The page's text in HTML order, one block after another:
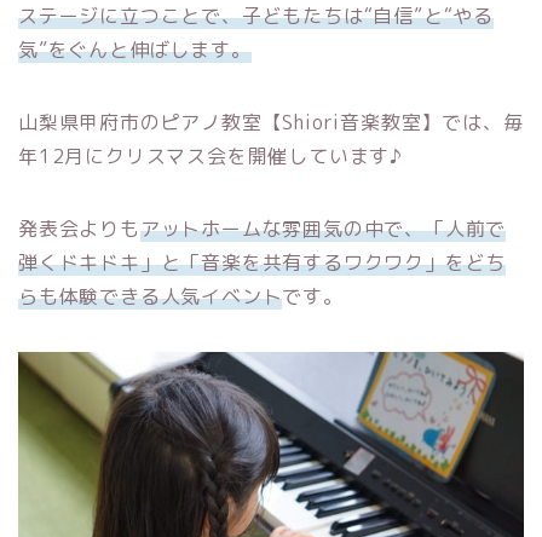
ステージに立つことで、子どもたちは“自信”と“やる
気”をぐんと伸ばします。
山梨県甲府市のピアノ教室【Shiori音楽教室】では、毎
年12月にクリスマス会を開催しています♪
発表会よりもアットホームな雰囲気の中で、「人前で
弾くドキドキ」と「音楽を共有するワクワク」をどち
らも体験できる人気イベントです。